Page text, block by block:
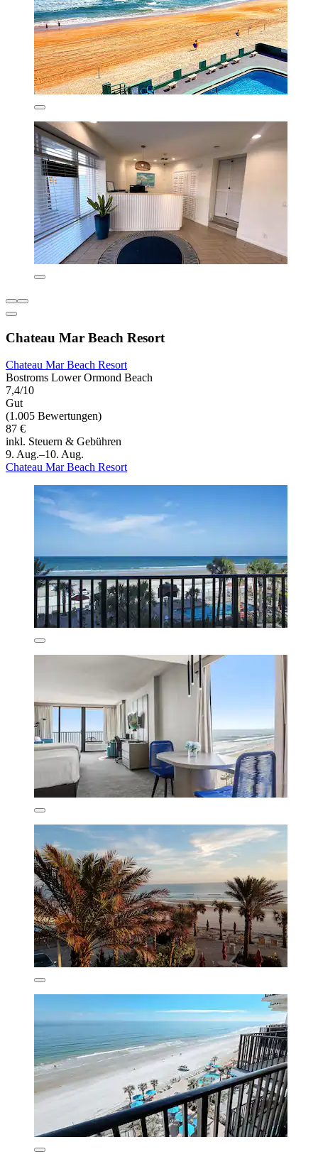
Chateau Mar Beach Resort
Chateau Mar Beach Resort
Bostroms Lower Ormond Beach
7,4/10
Gut
(1.005 Bewertungen)
87 €
inkl. Steuern & Gebühren
9. Aug.–10. Aug.
Chateau Mar Beach Resort